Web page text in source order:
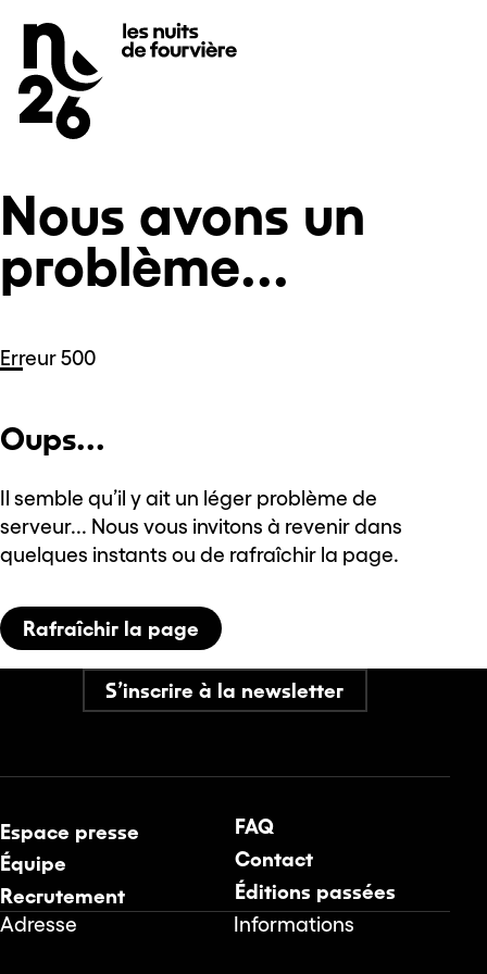
Se rendre au
Contenu principal
Pied de page
Nous avons un
problème...
Erreur 500
Oups...
Il semble qu’il y ait un léger problème de
serveur... Nous vous invitons à revenir dans
quelques instants ou de rafraîchir la page.
Rafraîchir la page
S’inscrire à la newsletter
Espace presse
Équipe
Recrutement
FAQ
Contact
Éditions passées
Adresse Informations